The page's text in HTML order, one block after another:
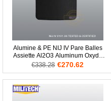
Alumine & PE NIJ IV Pare Balles
Assiette Al2O3 Aluminum Oxyde
Stand Alone Balistique Panneau
€338.28 €270.62